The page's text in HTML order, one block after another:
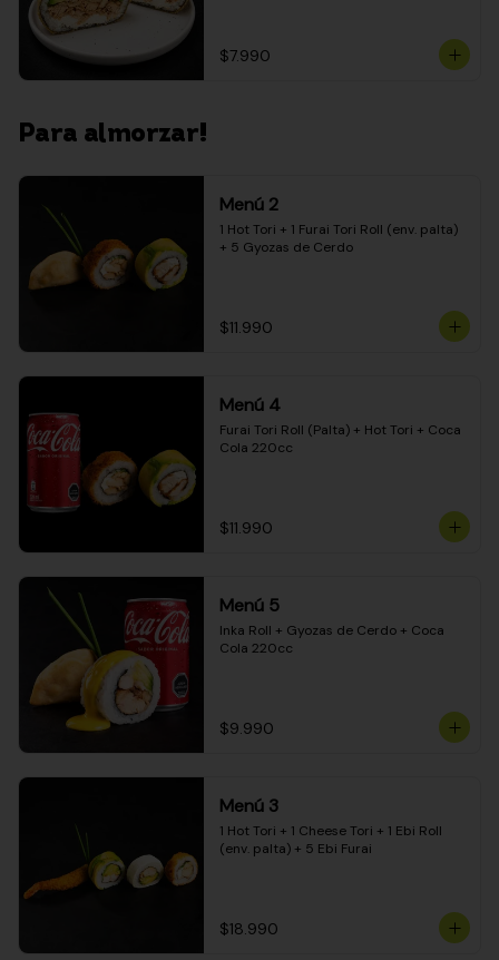
$7.990
Para almorzar!
Menú 2
1 Hot Tori + 1 Furai Tori Roll (env. palta)
+ 5 Gyozas de Cerdo
$11.990
Menú 4
Furai Tori Roll (Palta) + Hot Tori + Coca
Cola 220cc
$11.990
Menú 5
Inka Roll + Gyozas de Cerdo + Coca
Cola 220cc
$9.990
Menú 3
1 Hot Tori + 1 Cheese Tori + 1 Ebi Roll
(env. palta) + 5 Ebi Furai
$18.990